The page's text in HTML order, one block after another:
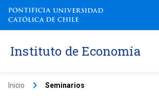
Instituto de Economía
Inicio keyboard_arrow_right Seminarios